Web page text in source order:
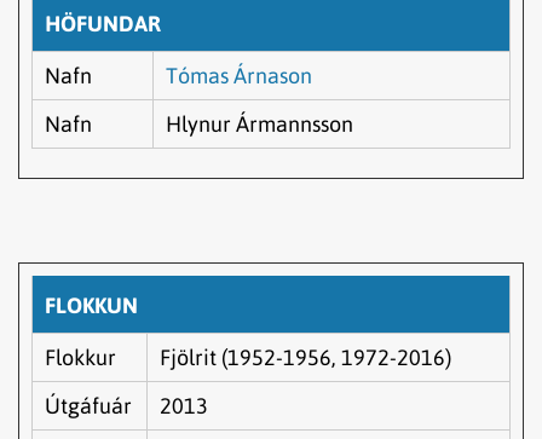
HÖFUNDAR
Nafn
Tómas Árnason
Nafn
Hlynur Ármannsson
FLOKKUN
Flokkur
Fjölrit (1952-1956, 1972-2016)
Útgáfuár
2013